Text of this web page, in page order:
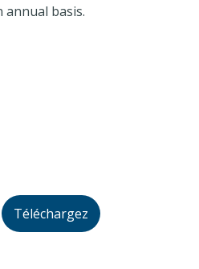
annual basis.
Téléchargez